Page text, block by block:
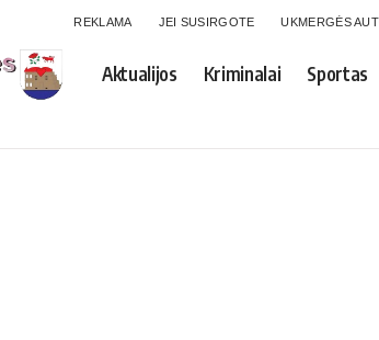
REKLAMA JEI SUSIRGOTE UKMERGĖS
Aktualijos Kriminalai Sportas